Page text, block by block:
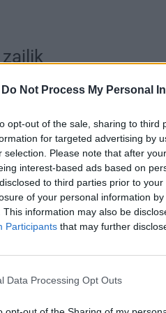
Do Not Process My Personal
opt-out of the sale, sharing to
for targeted advertising by
selection. Please note that after
interest-based ads based on
to third parties prior to
of your personal information
This information may also be
Participants that may further
Data Processing Opt Outs
, kő- és
is.
antracit színű
festése pedig az
vakolatjavítás és
tér homlokzatánál
uniós források segítségével
aszfaltozott járófelületet